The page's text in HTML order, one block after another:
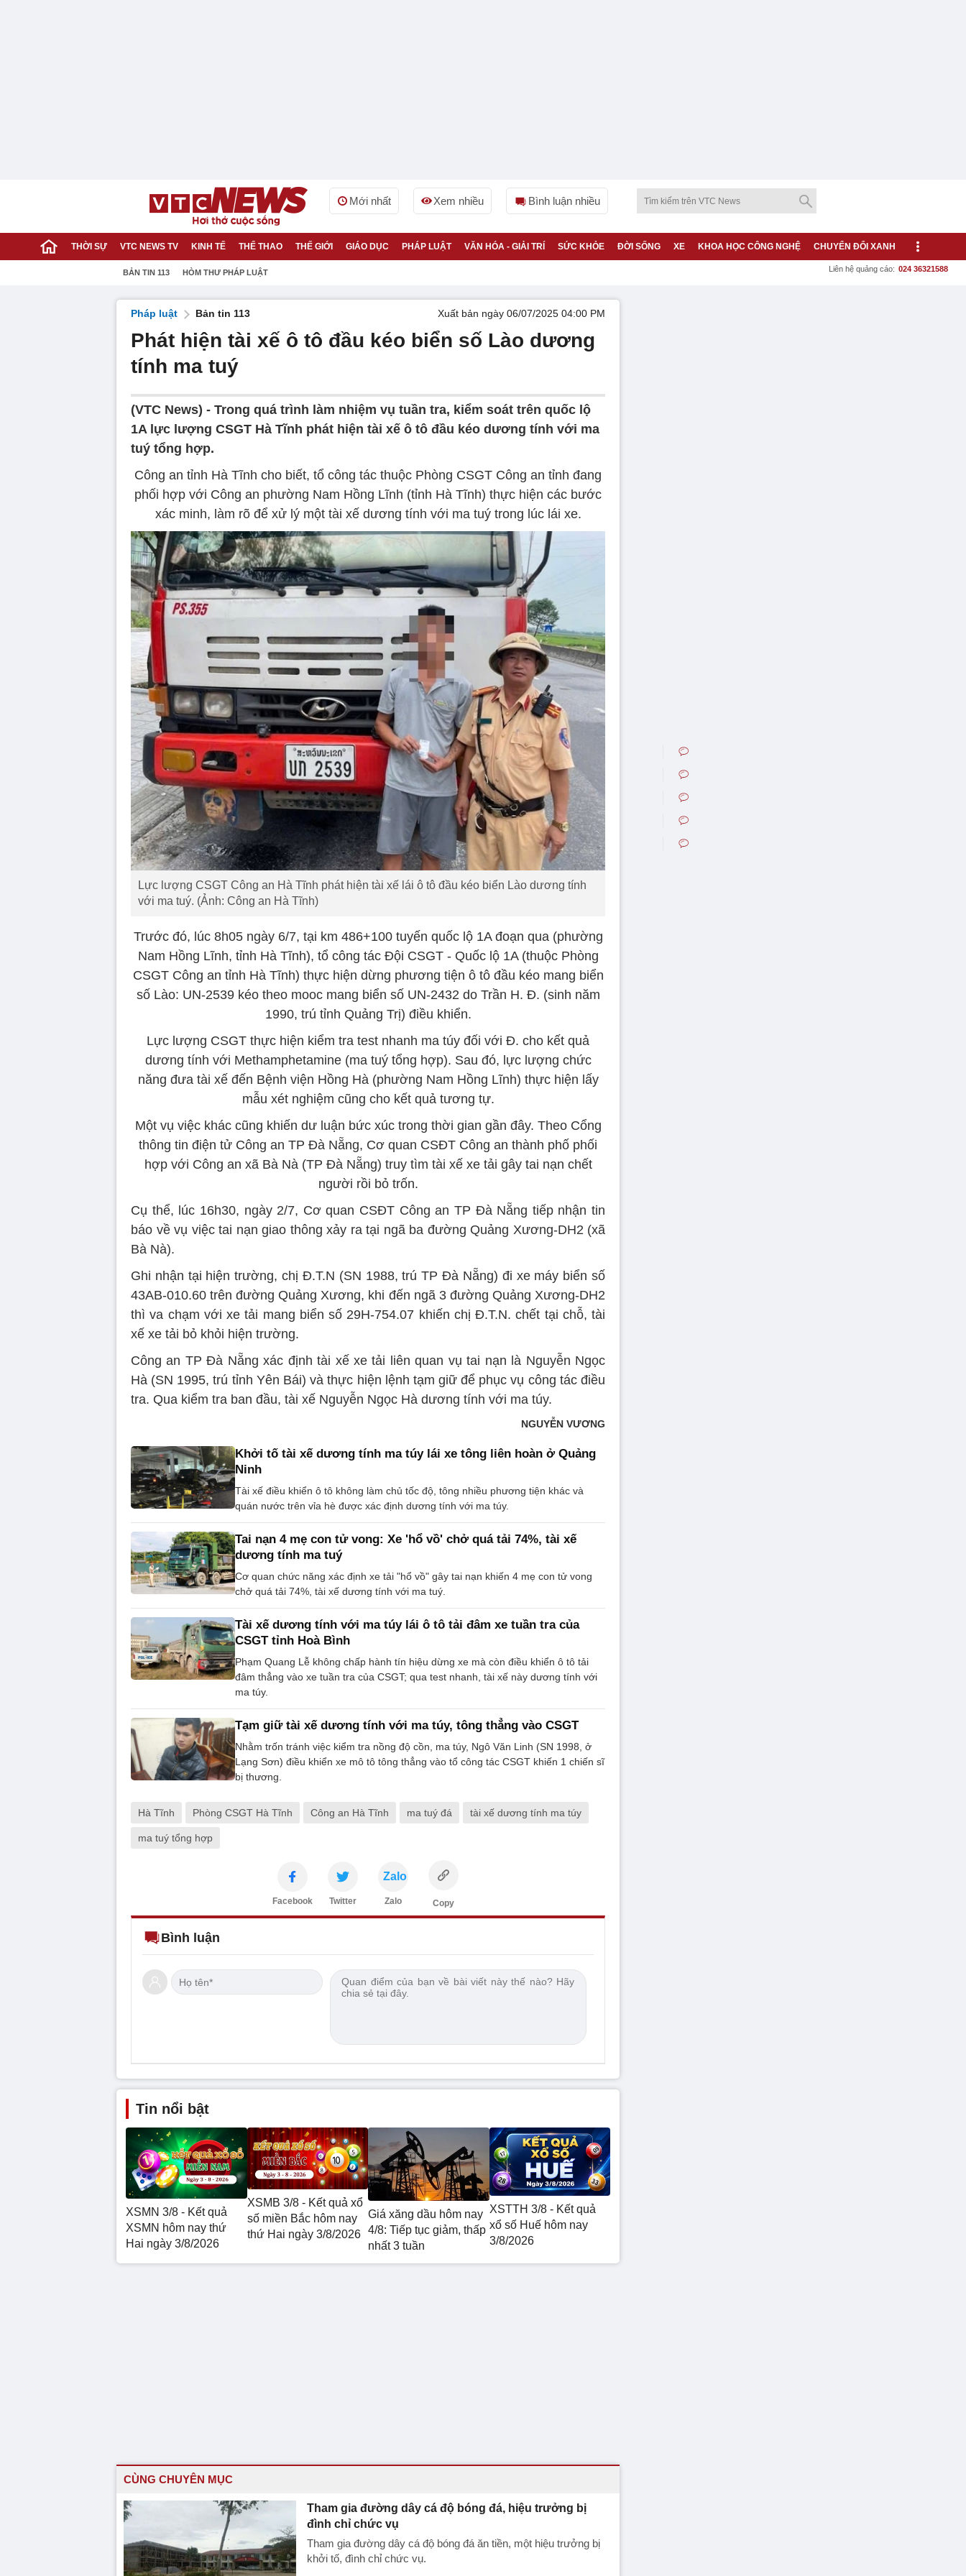
Mới nhất Xem nhiều Bình luận nhiều
THỜI SỰ VTC NEWS TV KINH TẾ THỂ THAO THẾ GIỚI GIÁO DỤC PHÁP LUẬT VĂN HÓA - GIẢI TRÍ SỨC KHỎE ĐỜI SỐNG XE KHOA HỌC CÔNG NGHỆ CHUYỂN ĐỔI XANH
BẢN TIN 113 HÒM THƯ PHÁP LUẬT Liên hệ quảng cáo: 024 36321588
Pháp luật Bản tin 113 Xuất bản ngày 06/07/2025 04:00 PM
Phát hiện tài xế ô tô đầu kéo biển số Lào dương
tính ma tuý
(VTC News) - Trong quá trình làm nhiệm vụ tuần tra, kiểm soát trên quốc lộ
1A lực lượng CSGT Hà Tĩnh phát hiện tài xế ô tô đầu kéo dương tính với ma
tuý tổng hợp.
Công an tỉnh Hà Tĩnh cho biết, tổ công tác thuộc Phòng CSGT Công an tỉnh đang
phối hợp với Công an phường Nam Hồng Lĩnh (tỉnh Hà Tĩnh) thực hiện các bước
xác minh, làm rõ để xử lý một tài xế dương tính với ma tuý trong lúc lái xe.
Lực lượng CSGT Công an Hà Tĩnh phát hiện tài xế lái ô tô đầu kéo biển Lào dương tính
với ma tuý. (Ảnh: Công an Hà Tĩnh)
Trước đó, lúc 8h05 ngày 6/7, tại km 486+100 tuyến quốc lộ 1A đoạn qua (phường
Nam Hồng Lĩnh, tỉnh Hà Tĩnh), tổ công tác Đội CSGT - Quốc lộ 1A (thuộc Phòng
CSGT Công an tỉnh Hà Tĩnh) thực hiện dừng phương tiện ô tô đầu kéo mang biển
số Lào: UN-2539 kéo theo mooc mang biển số UN-2432 do Trần H. Đ. (sinh năm
1990, trú tỉnh Quảng Trị) điều khiển.
Lực lượng CSGT thực hiện kiểm tra test nhanh ma túy đối với Đ. cho kết quả
dương tính với Methamphetamine (ma tuý tổng hợp). Sau đó, lực lượng chức
năng đưa tài xế đến Bệnh viện Hồng Hà (phường Nam Hồng Lĩnh) thực hiện lấy
mẫu xét nghiệm cũng cho kết quả tương tự.
Một vụ việc khác cũng khiến dư luận bức xúc trong thời gian gần đây. Theo Cổng
thông tin điện tử Công an TP Đà Nẵng, Cơ quan CSĐT Công an thành phố phối
hợp với Công an xã Bà Nà (TP Đà Nẵng) truy tìm tài xế xe tải gây tai nạn chết
người rồi bỏ trốn.
Cụ thể, lúc 16h30, ngày 2/7, Cơ quan CSĐT Công an TP Đà Nẵng tiếp nhận tin
báo về vụ việc tai nạn giao thông xảy ra tại ngã ba đường Quảng Xương-DH2 (xã
Bà Nà).
Ghi nhận tại hiện trường, chị Đ.T.N (SN 1988, trú TP Đà Nẵng) đi xe máy biển số
43AB-010.60 trên đường Quảng Xương, khi đến ngã 3 đường Quảng Xương-DH2
thì va chạm với xe tải mang biển số 29H-754.07 khiến chị Đ.T.N. chết tại chỗ, tài
xế xe tải bỏ khỏi hiện trường.
Công an TP Đà Nẵng xác định tài xế xe tải liên quan vụ tai nạn là Nguyễn Ngọc
Hà (SN 1995, trú tỉnh Yên Bái) và thực hiện lệnh tạm giữ để phục vụ công tác điều
tra. Qua kiểm tra ban đầu, tài xế Nguyễn Ngọc Hà dương tính với ma túy.
NGUYỄN VƯƠNG
Khởi tố tài xế dương tính ma túy lái xe tông liên hoàn ở Quảng
Ninh
Tài xế điều khiển ô tô không làm chủ tốc độ, tông nhiều phương tiện khác và
quán nước trên vỉa hè được xác định dương tính với ma túy.
Tai nạn 4 mẹ con tử vong: Xe 'hổ vồ' chở quá tải 74%, tài xế
dương tính ma tuý
Cơ quan chức năng xác định xe tải "hổ vồ" gây tai nạn khiến 4 mẹ con tử vong
chở quá tải 74%, tài xế dương tính với ma tuý.
Tài xế dương tính với ma túy lái ô tô tải đâm xe tuần tra của
CSGT tỉnh Hoà Bình
Phạm Quang Lễ không chấp hành tín hiệu dừng xe mà còn điều khiển ô tô tải
đâm thẳng vào xe tuần tra của CSGT; qua test nhanh, tài xế này dương tính với
ma túy.
Tạm giữ tài xế dương tính với ma túy, tông thẳng vào CSGT
Nhằm trốn tránh việc kiểm tra nồng độ cồn, ma túy, Ngô Văn Linh (SN 1998, ở
Lạng Sơn) điều khiển xe mô tô tông thẳng vào tổ công tác CSGT khiến 1 chiến sĩ
bị thương.
Hà Tĩnh Phòng CSGT Hà Tĩnh Công an Hà Tĩnh ma tuý đá tài xế dương tính ma túy
ma tuý tổng hợp
Facebook Twitter
Zalo
Zalo Copy
Bình luận
Tin nổi bật
XSMN 3/8 - Kết quả
XSMN hôm nay thứ
Hai ngày 3/8/2026
XSMB 3/8 - Kết quả xổ
số miền Bắc hôm nay
thứ Hai ngày 3/8/2026
Giá xăng dầu hôm nay
4/8: Tiếp tục giảm, thấp
nhất 3 tuần
XSTTH 3/8 - Kết quả
xổ số Huế hôm nay
3/8/2026
CÙNG CHUYÊN MỤC
Tham gia đường dây cá độ bóng đá, hiệu trưởng bị
đình chỉ chức vụ
Tham gia đường dây cá độ bóng đá ăn tiền, một hiệu trưởng bị
khởi tố, đình chỉ chức vụ.